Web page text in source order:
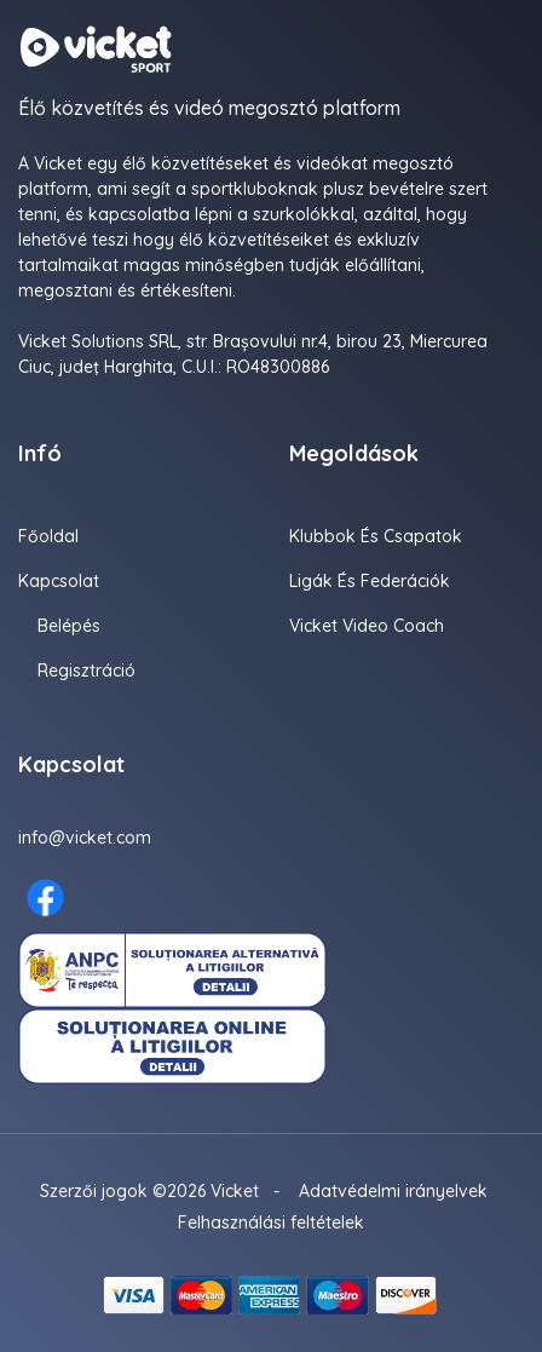
Élő közvetítés és videó megosztó platform
A Vicket egy élő közvetítéseket és videókat megosztó
platform, ami segít a sportkluboknak plusz bevételre szert
tenni, és kapcsolatba lépni a szurkolókkal, azáltal, hogy
lehetővé teszi hogy élő közvetítéseiket és exkluzív
tartalmaikat magas minőségben tudják előállítani,
megosztani és értékesíteni.
Vicket Solutions SRL, str. Brașovului nr.4, birou 23, Miercurea
Ciuc, judeţ Harghita, C.U.I.: RO48300886
Infó
Főoldal
Kapcsolat
Belépés
Regisztráció
Megoldások
Klubbok És Csapatok
Ligák És Federációk
Vicket Video Coach
Kapcsolat
info@vicket.com
Szerzői jogok ©2026 Vicket -
Adatvédelmi irányelvek
Felhasználási feltételek